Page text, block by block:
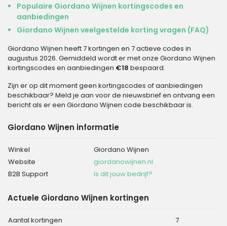
Populaire Giordano Wijnen kortingscodes en
aanbiedingen
Giordano Wijnen veelgestelde korting vragen (FAQ)
Giordano Wijnen heeft 7 kortingen en 7 actieve codes in
augustus 2026. Gemiddeld wordt er met onze Giordano Wijnen
kortingscodes en aanbiedingen €18 bespaard.
Zijn er op dit moment geen kortingscodes of aanbiedingen
beschikbaar? Meld je aan voor de nieuwsbrief en ontvang een
bericht als er een Giordano Wijnen code beschikbaar is.
Giordano Wijnen informatie
Winkel
Giordano Wijnen
Website
giordanowijnen.nl
B2B Support
Is dit jouw bedrijf?
Actuele Giordano Wijnen kortingen
Aantal kortingen
7